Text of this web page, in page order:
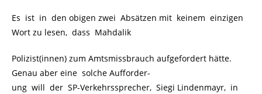
Es ist in den obigen zwei Absätzen mit keinem einzigen
Wort zu lesen, dass Mahdalik
Polizist(innen) zum Amtsmissbrauch aufgefordert hätte.
Genau aber eine solche Aufforder-
ung will der SP-Verkehrssprecher, Siegi Lindenmayr, in